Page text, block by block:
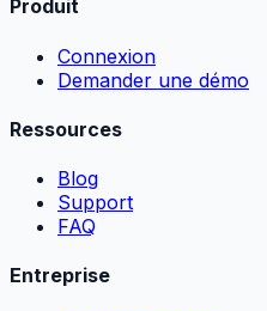
Produit
Connexion
Demander une démo
Ressources
Blog
Support
FAQ
Entreprise